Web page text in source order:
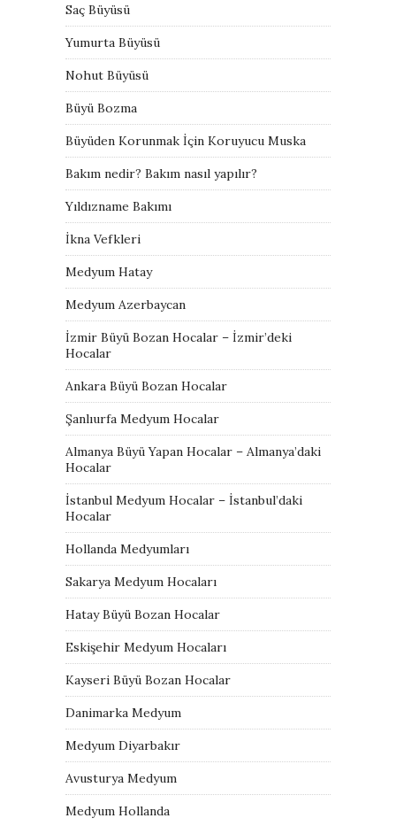
Saç Büyüsü
Yumurta Büyüsü
Nohut Büyüsü
Büyü Bozma
Büyüden Korunmak İçin Koruyucu Muska
Bakım nedir? Bakım nasıl yapılır?
Yıldızname Bakımı
İkna Vefkleri
Medyum Hatay
Medyum Azerbaycan
İzmir Büyü Bozan Hocalar – İzmir’deki
Hocalar
Ankara Büyü Bozan Hocalar
Şanlıurfa Medyum Hocalar
Almanya Büyü Yapan Hocalar – Almanya’daki
Hocalar
İstanbul Medyum Hocalar – İstanbul’daki
Hocalar
Hollanda Medyumları
Sakarya Medyum Hocaları
Hatay Büyü Bozan Hocalar
Eskişehir Medyum Hocaları
Kayseri Büyü Bozan Hocalar
Danimarka Medyum
Medyum Diyarbakır
Avusturya Medyum
Medyum Hollanda